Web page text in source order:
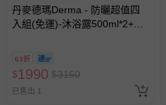
丹麥德瑪Derma - 防曬超值四
入組(免運)-沐浴露500ml*2+滾
63折
$1990 $3160
已售出 1